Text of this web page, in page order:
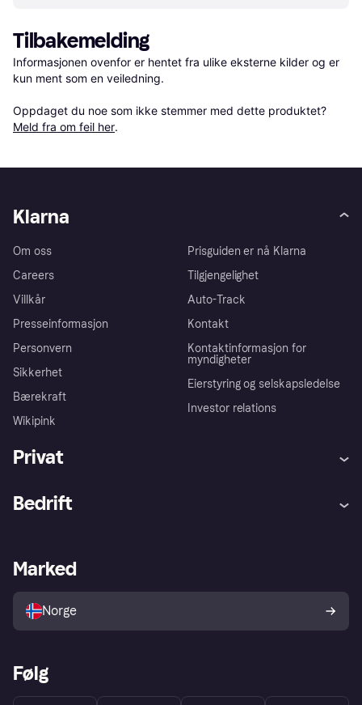
Tilbakemelding
Informasjonen ovenfor er hentet fra ulike eksterne kilder og er
kun ment som en veiledning.
Oppdaget du noe som ikke stemmer med dette produktet?
Meld fra om feil her.
Klarna
Om oss
Careers
Villkår
Presseinformasjon
Personvern
Sikkerhet
Bærekraft
Wikipink
Prisguiden er nå Klarna
Tilgjengelighet
Auto-Track
Kontakt
Kontaktinformasjon for
myndigheter
Eierstyring og selskapsledelse
Investor relations
Privat
Utforsk butikker
Bedrift
Merchant portal
Marked
Norge
Følg